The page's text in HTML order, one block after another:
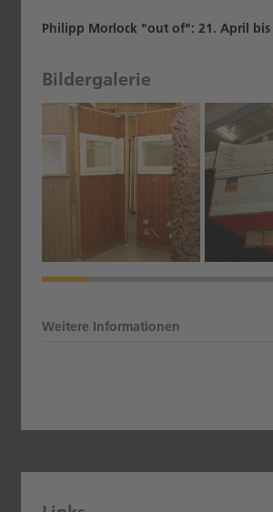
Philipp Morlock "out of": 21. April bis
Bildergalerie
Weitere Informationen